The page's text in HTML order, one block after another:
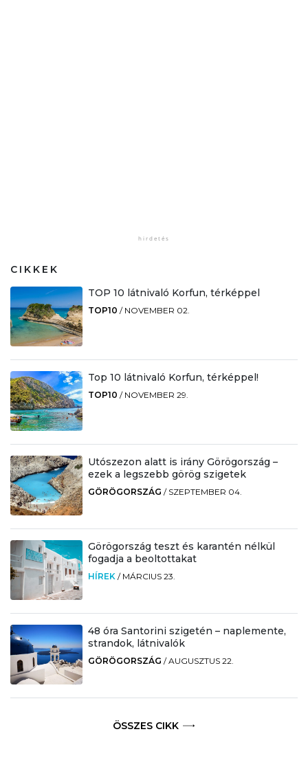
CIKKEK
TOP 10 látnivaló Korfun, térképpel
TOP10 / NOVEMBER 02.
Top 10 látnivaló Korfun, térképpel!
TOP10 / NOVEMBER 29.
Utószezon alatt is irány Görögország –
ezek a legszebb görög szigetek
GÖRÖGORSZÁG / SZEPTEMBER 04.
Görögország teszt és karantén nélkül
fogadja a beoltottakat
HÍREK / MÁRCIUS 23.
48 óra Santorini szigetén – naplemente,
strandok, látnivalók
GÖRÖGORSZÁG /AUGUSZTUS 22.
ÖSSZES CIKK